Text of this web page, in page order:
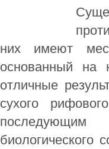
них имеют
основанный на
отличные
сухого
последующим
биологического